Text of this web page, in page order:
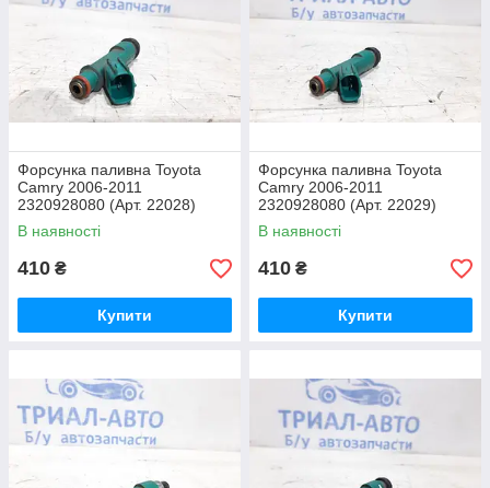
Форсунка паливна Toyota
Camry 2006-2011
2320928080 (Арт. 22028)
В наявності
410 ₴
Купити
Форсунка паливна Toyota
Camry 2006-2011
2320928080 (Арт. 22029)
В наявності
410 ₴
Купити